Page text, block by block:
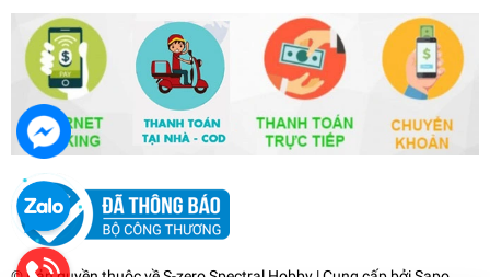
Bút sơn mô hình Professional Airbrush Kit 116
499.000₫
undefined